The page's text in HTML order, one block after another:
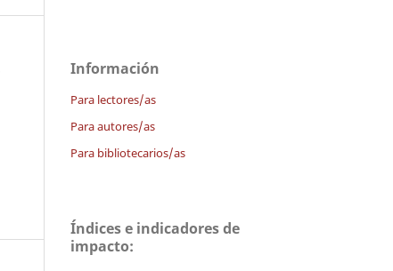
Información
Para lectores/as
Para autores/as
Para bibliotecarios/as
Índices e indicadores de
impacto: